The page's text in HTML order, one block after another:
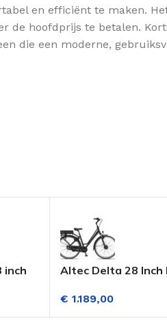
en efficiënt te maken.
de hoofdprijs te betalen.
die een moderne,
inch
Altec Delta 28 Inch
Versnellingen V-
Mat Zwart
€ 1.189,00